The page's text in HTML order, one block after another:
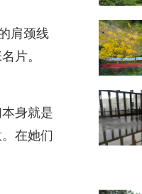
肩颈线
片。
身就是
在她们